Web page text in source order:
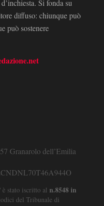
Si fonda su
diffuso: chiunque può
può sostenere
Granarolo dell’Emilia
è stato iscritto al n.8548 in
del Tribunale di